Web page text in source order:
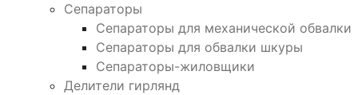
Сепараторы
Сепараторы для механической обвалки
Сепараторы для обвалки шкуры
Сепараторы-жиловщики
Делители гирлянд